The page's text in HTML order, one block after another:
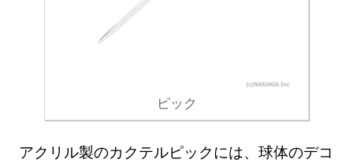
ピック
アクリル製のカクテルピックには、球体のデコ